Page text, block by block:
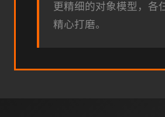
更精细的对象模型，各
精心打磨。